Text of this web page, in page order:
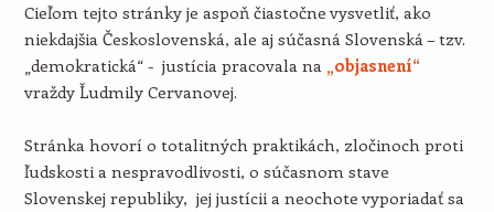
Cieľom tejto stránky je aspoň čiastočne vysvetliť, ako
niekdajšia Československá, ale aj súčasná Slovenská – tzv.
„demokratická“ - justícia pracovala na „objasnení“
vraždy Ľudmily Cervanovej.
Stránka hovorí o totalitných praktikách, zločinoch proti
ľudskosti a nespravodlivosti, o súčasnom stave
Slovenskej republiky, jej justícii a neochote vyporiadať sa